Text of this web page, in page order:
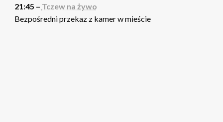
21:45 – Tczew na żywo
Bezpośredni przekaz z kamer w mieście